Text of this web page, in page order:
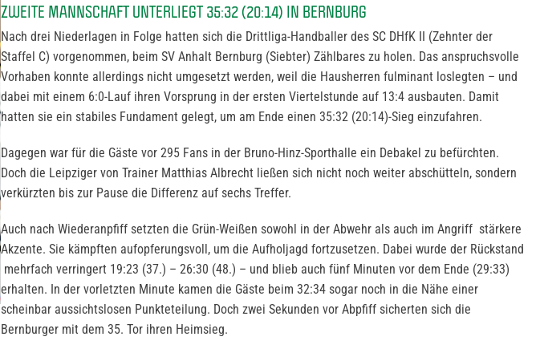
ZWEITE MANNSCHAFT UNTERLIEGT 35:32 (20:14) IN BERNBURG
Nach drei Niederlagen in Folge hatten sich die Drittliga-Handballer des SC DHfK II (Zehnter der
Staffel C) vorgenommen, beim SV Anhalt Bernburg (Siebter) Zählbares zu holen. Das anspruchsvolle
Vorhaben konnte allerdings nicht umgesetzt werden, weil die Hausherren fulminant loslegten – und
dabei mit einem 6:0-Lauf ihren Vorsprung in der ersten Viertelstunde auf 13:4 ausbauten. Damit
hatten sie ein stabiles Fundament gelegt, um am Ende einen 35:32 (20:14)-Sieg einzufahren.
Dagegen war für die Gäste vor 295 Fans in der Bruno-Hinz-Sporthalle ein Debakel zu befürchten.
Doch die Leipziger von Trainer Matthias Albrecht ließen sich nicht noch weiter abschütteln, sondern
verkürzten bis zur Pause die Differenz auf sechs Treffer.
Auch nach Wiederanpfiff setzten die Grün-Weißen sowohl in der Abwehr als auch im Angriff stärkere
Akzente. Sie kämpften aufopferungsvoll, um die Aufholjagd fortzusetzen. Dabei wurde der Rückstand
mehrfach verringert 19:23 (37.) – 26:30 (48.) – und blieb auch fünf Minuten vor dem Ende (29:33)
erhalten. In der vorletzten Minute kamen die Gäste beim 32:34 sogar noch in die Nähe einer
scheinbar aussichtslosen Punkteteilung. Doch zwei Sekunden vor Abpfiff sicherten sich die
Bernburger mit dem 35. Tor ihren Heimsieg.